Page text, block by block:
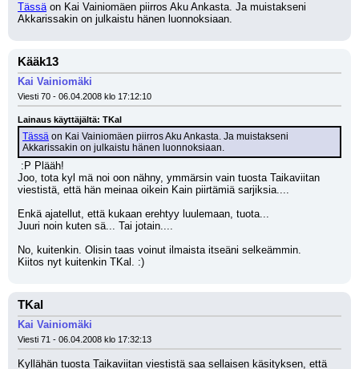
Tässä on Kai Vainiomäen piirros Aku Ankasta. Ja muistakseni
Akkarissakin on julkaistu hänen luonnoksiaan.
Kääk13
Kai Vainiomäki
Viesti 70 - 06.04.2008 klo 17:12:10
Lainaus käyttäjältä: TKal
Tässä on Kai Vainiomäen piirros Aku Ankasta. Ja muistakseni
Akkarissakin on julkaistu hänen luonnoksiaan.
:P Plääh!
Joo, tota kyl mä noi oon nähny, ymmärsin vain tuosta Taikaviitan
viestistä, että hän meinaa oikein Kain piirtämiä sarjiksia....
Enkä ajatellut, että kukaan erehtyy luulemaan, tuota...
Juuri noin kuten sä... Tai jotain....
No, kuitenkin. Olisin taas voinut ilmaista itseäni selkeämmin.
Kiitos nyt kuitenkin TKal. :)
TKal
Kai Vainiomäki
Viesti 71 - 06.04.2008 klo 17:32:13
Kyllähän tuosta Taikaviitan viestistä saa sellaisen käsityksen, että